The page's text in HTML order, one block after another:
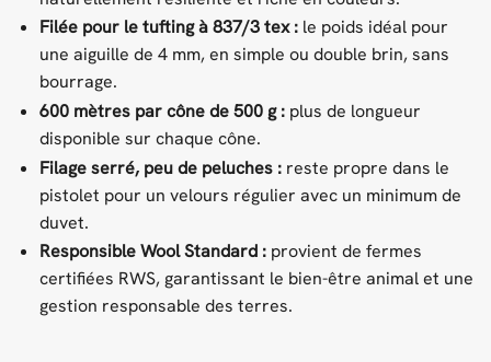
Filée pour le tufting à 837/3 tex :le poids idéal pour
une aiguille de 4 mm, en simple ou double brin, sans
bourrage.
600 mètres par cône de 500 g :plus de longueur
disponible sur chaque cône.
Filage serré, peu de peluches :reste propre dans le
pistolet pour un velours régulier avec un minimum de
duvet.
Responsible Wool Standard :provient de fermes
certifiées RWS, garantissant le bien-être animal et une
gestion responsable des terres.